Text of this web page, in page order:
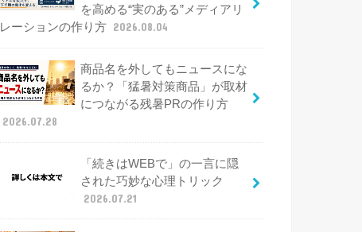
を高める“実のある”メディアリ
レーションの作り方 2026.08.04
商品名を外してもニュースにな
るか？「猛暑対策商品」が取材
につながる残暑PRの作り方
2026.07.28
「続きはWEBで」の一言に隠
された巧妙な心理トリック
2026.07.21